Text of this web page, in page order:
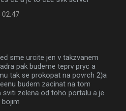
02:47
sme urcite jen v takzvanem
pak budeme teprv pryc a
tak se prokopat na povrch 2)a
budem zacinat na tom
zelena od toho portalu a je